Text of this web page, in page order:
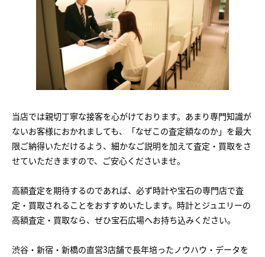
当店では親切丁寧な接客を心がけております。あまり専門知識が
ないお客様におかれましても、「なぜこの査定額なのか」を最大
限ご納得いただけるよう、細かなご説明を加えて査定・買取をさ
せていただきますので、ご安心くださいませ。
高額査定を期待するのであれば、必ず時計や宝石の専門店で査
定・買取されることをおすすめいたします。時計とジュエリーの
高額査定・買取なら、ぜひ宝石広場へお持ち込みください。
渋谷・新宿・新橋の直営3店舗で長年培ったノウハウ・データを